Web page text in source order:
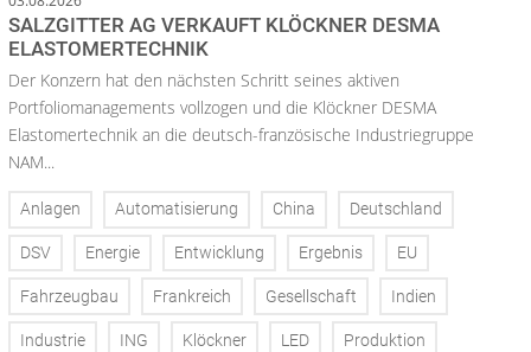
SALZGITTER AG VERKAUFT KLÖCKNER DESMA
ELASTOMERTECHNIK
Der Konzern hat den nächsten Schritt seines aktiven
Portfoliomanagements vollzogen und die Klöckner DESMA
Elastomertechnik an die deutsch-französische Industriegruppe
NAM...
Anlagen Automatisierung China Deutschland
DSV Energie Entwicklung Ergebnis EU
Fahrzeugbau Frankreich Gesellschaft Indien
Industrie ING Klöckner LED Produktion